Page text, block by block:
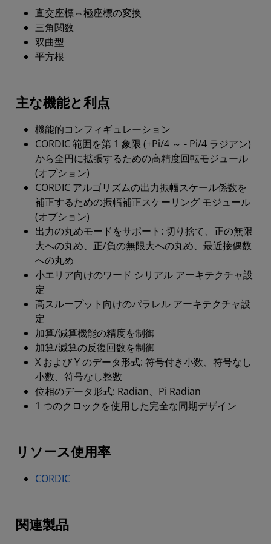
直交座標⇔極座標の変換
三角関数
双曲型
平方根
主な機能と利点
機能的コンフィギュレーション
CORDIC 範囲を第 1 象限 (+Pi/4 ～ - Pi/4 ラジアン)
から全円に拡張するための高精度回転モジュール
(オプション)
CORDIC アルゴリズムの出力振幅スケール係数を
補正するための振幅補正スケーリング モジュール
(オプション)
出力の丸めモードをサポート: 切り捨て、正の無限
大への丸め、正/負の無限大への丸め、最近接偶数
への丸め
小エリア向けのワード シリアル アーキテクチャ設
定
高スループット向けのパラレル アーキテクチャ設
定
加算/減算機能の精度を制御
加算/減算の反復回数を制御
X および Y のデータ形式: 符号付き小数、符号なし
小数、符号なし整数
位相のデータ形式: Radian、Pi Radian
1 つのクロックを使用した完全な同期デザイン
リソース使用率
CORDIC
関連製品